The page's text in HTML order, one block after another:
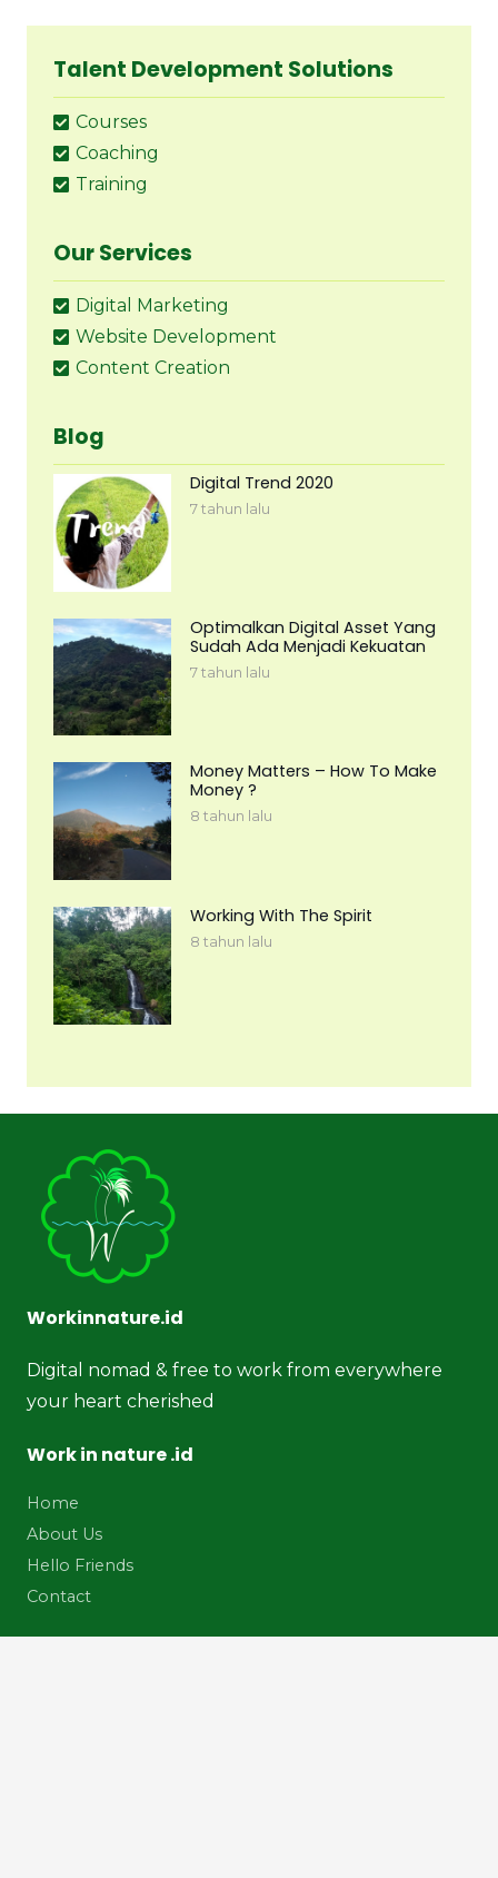
Talent Development Solutions
Courses
Coaching
Training
Our Services
Digital Marketing
Website Development
Content Creation
Blog
Digital Trend 2020
7 tahun lalu
Optimalkan Digital Asset Yang
Sudah Ada Menjadi Kekuatan
7 tahun lalu
Money Matters – How To Make
Money ?
8 tahun lalu
Working With The Spirit
8 tahun lalu
Workinnature.id
Digital nomad & free to work from everywhere
your heart cherished
Work in nature .id
Home
About Us
Hello Friends
Contact